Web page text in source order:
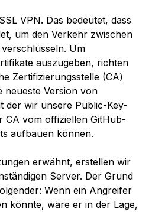
VPN. Das bedeutet, dass
um den Verkehr zwischen
Um
auszugeben, richten
Zertifizierungsstelle (CA)
neueste Version von
der wir unsere Public-Key-
vom offiziellen GitHub-
aufbauen können.
erwähnt, erstellen wir
Server. Der Grund
Wenn ein Angreifer
könnte, wäre er in der Lage,